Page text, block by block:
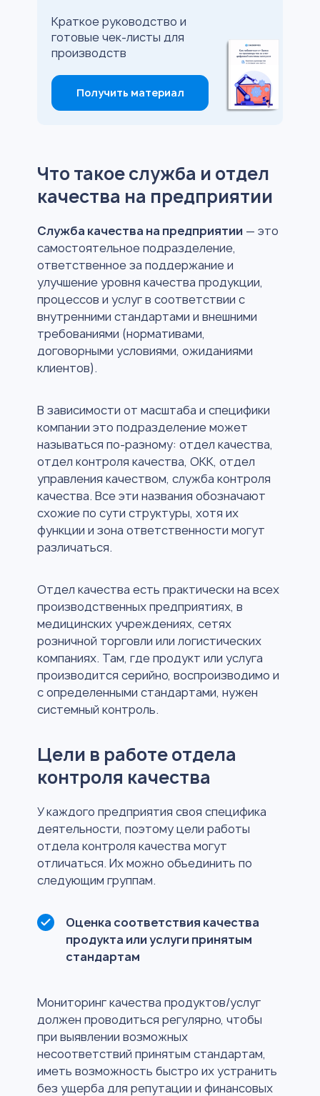
Краткое руководство и
готовые чек-листы для
производств
Получить материал
Что такое служба и отдел
качества на предприятии
Служба качества на предприятии — это
самостоятельное подразделение,
ответственное за поддержание и
улучшение уровня качества продукции,
процессов и услуг в соответствии с
внутренними стандартами и внешними
требованиями (нормативами,
договорными условиями, ожиданиями
клиентов).
В зависимости от масштаба и специфики
компании это подразделение может
называться по-разному: отдел качества,
отдел контроля качества, ОКК, отдел
управления качеством, служба контроля
качества. Все эти названия обозначают
схожие по сути структуры, хотя их
функции и зона ответственности могут
различаться.
Отдел качества есть практически на всех
производственных предприятиях, в
медицинских учреждениях, сетях
розничной торговли или логистических
компаниях. Там, где продукт или услуга
производится серийно, воспроизводимо и
с определенными стандартами, нужен
системный контроль.
Цели в работе отдела
контроля качества
У каждого предприятия своя специфика
деятельности, поэтому цели работы
отдела контроля качества могут
отличаться. Их можно объединить по
следующим группам.
Оценка соответствия качества
продукта или услуги принятым
стандартам
Мониторинг качества продуктов/услуг
должен проводиться регулярно, чтобы
при выявлении возможных
несоответствий принятым стандартам,
иметь возможность быстро их устранить
без ущерба для репутации и финансовых